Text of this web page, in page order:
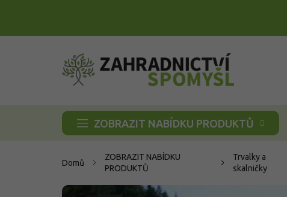
ZOBRAZIT NABÍDKU PRODUKTŮ
Domů
ZOBRAZIT NABÍDKU
PRODUKTŮ
Trvalky a
skalničky